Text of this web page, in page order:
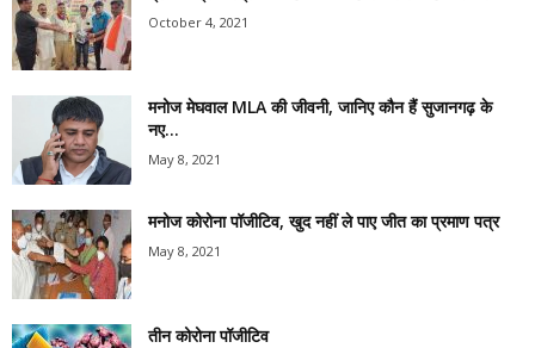
October 4, 2021
मनोज मेघवाल MLA की जीवनी, जानिए कौन हैं सुजानगढ़ के
नए...
May 8, 2021
मनोज कोरोना पॉजीटिव, खुद नहीं ले पाए जीत का प्रमाण पत्र
May 8, 2021
तीन कोरोना पॉजीटिव